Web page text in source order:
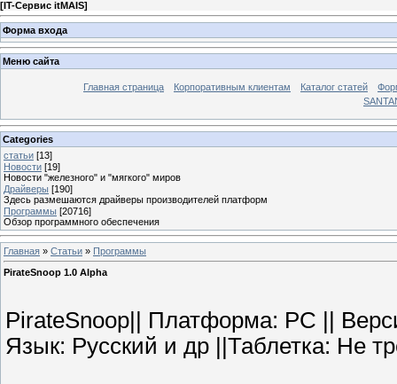
[IT-Сервис itMAIS]
Форма входа
Меню сайта
Главная страница Корпоративным клиентам Каталог статей
Categories
статьи [13]
Новости [19]
Новости "железного" и "мягкого" миров
Драйверы [190]
Здесь размешаются драйверы производителей платформ
Программы [20716]
Обзор программного обеспечения
Главная » Статьи » Программы
PirateSnoop 1.0 Alpha
PirateSnoop|| Платформа: PC ||
Язык: Русский и др ||Таблетка: Не